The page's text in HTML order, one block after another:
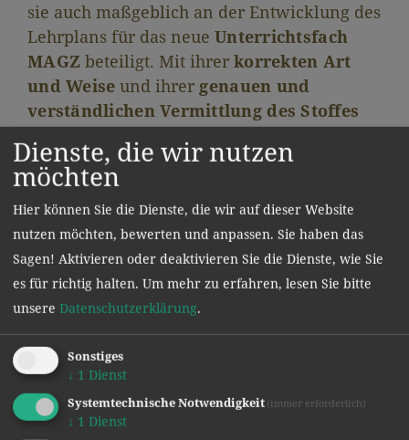
sie auch maßgeblich an der Entwicklung des
Lehrplans für das neue Unterrichtsfach
MAGZ beteiligt. Mit ihrerkorrekten Art
und Weise und ihrer genauen und
verständlichen Vermittlung des Stoffes
Kolleginnen und Kollegen.
Wir wünschen unserer Kollegin Herta
Schneider zu ihrem Ruhestand alles Gute
und danken ihr für das jahrzehntelange
Wirken an unserer Schule.
Dienste, die wir nutzen
möchten
Hier können Sie die Dienste, die wir auf dieser Website
nutzen möchten, bewerten und anpassen. Sie haben das
Sagen! Aktivieren oder deaktivieren Sie die Dienste, wie Sie
es für richtig halten. Um mehr zu erfahren, lesen Sie bitte
unsere Datenschutzerklärung.
Sonstiges
↓ 1 Dienst
Systemtechnische Notwendigkeit (immer erforderlich)
↓ 1 Dienst